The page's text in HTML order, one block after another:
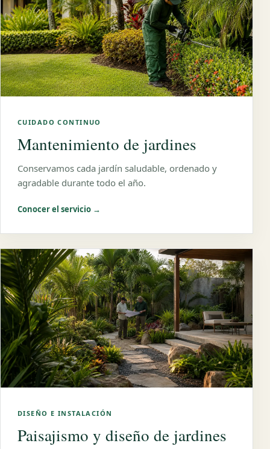
CUIDADO CONTINUO
Mantenimiento de jardines
Conservamos cada jardín saludable, ordenado y
agradable durante todo el año.
Conocer el servicio →
DISEÑO E INSTALACIÓN
Paisajismo y diseño de jardines